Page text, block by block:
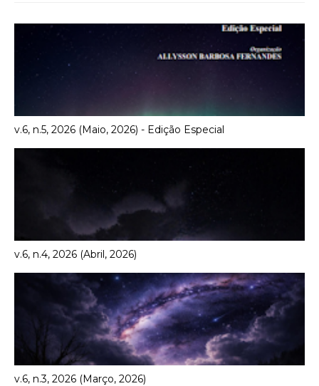
v.6, n.5, 2026 (Maio, 2026) - Edição Especial
v.6, n.4, 2026 (Abril, 2026)
v.6, n.3, 2026 (Março, 2026)